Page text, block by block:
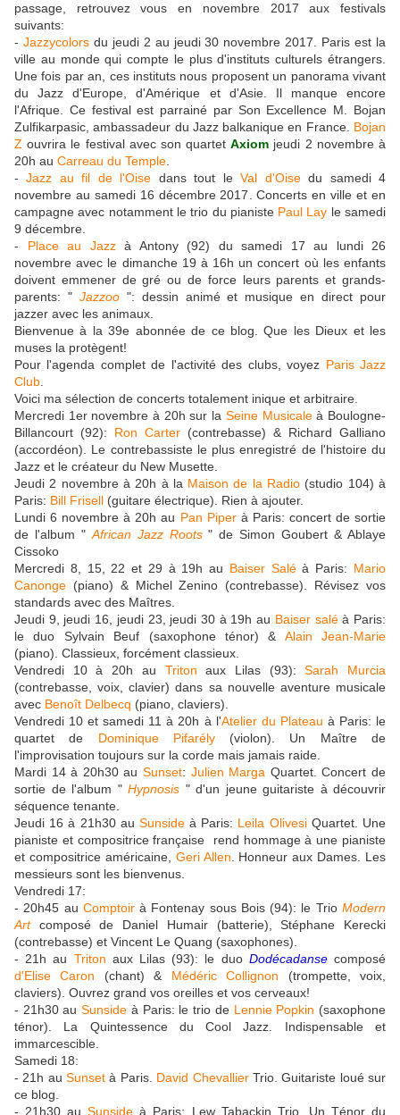
passage, retrouvez vous en novembre 2017 aux festivals
suivants:
- Jazzycolors du jeudi 2 au jeudi 30 novembre 2017. Paris est la
ville au monde qui compte le plus d'instituts culturels étrangers.
Une fois par an, ces instituts nous proposent un panorama vivant
du Jazz d'Europe, d'Amérique et d'Asie. Il manque encore
l'Afrique. Ce festival est parrainé par Son Excellence M. Bojan
Zulfikarpasic, ambassadeur du Jazz balkanique en France. Bojan
Z ouvrira le festival avec son quartetAxiom jeudi 2 novembre à
20h au Carreau du Temple
-Jazz au fil de l'Oise dans tout leVal d'Oisedu samedi 4
novembre au samedi 16 décembre 2017. Concerts en ville et en
campagne avec notamment le trio du pianiste Paul Lay le samedi
9 décembre.
- Place au Jazzà Antony (92) du samedi 17 au lundi 26
novembre avec le dimanche 19 à 16h un concert où les enfants
doivent emmener de gré ou de force leurs parents et grands-
parents: " Jazzoo": dessin animé et musique en direct pour
jazzer avec les animaux.
Bienvenue à la 39e abonnée de ce blog. Que les Dieux et les
muses la protègent!
Pour l'agenda complet de l'activité des clubs, voyez Paris Jazz
Club
Voici ma sélection de concerts totalement inique et arbitraire.
Mercredi 1er novembre à 20h sur la Seine Musicaleà Boulogne-
Billancourt (92): Ron Carter (contrebasse) & Richard Galliano
(accordéon). Le contrebassiste le plus enregistré de l'histoire du
Jazz et le créateur du New Musette.
Jeudi 2 novembre à 20h à la Maison de la Radio (studio 104) à
Paris: Bill Frisell (guitare électrique). Rien à ajouter.
Lundi 6 novembre à 20h au Pan Piperà Paris: concert de sortie
de l'album " African Jazz Roots" de Simon Goubert & Ablaye
Cissoko
Mercredi 8, 15, 22 et 29 à 19h au Baiser Saléà Paris: Mario
Canonge (piano) & Michel Zenino (contrebasse). Révisez vos
standards avec des Maîtres.
Jeudi 9, jeudi 16, jeudi 23, jeudi 30 à 19h au Baiser saléà Paris:
le duo Sylvain Beuf (saxophone ténor) & Alain Jean-Marie
(piano). Classieux, forcément classieux.
Vendredi 10 à 20h au Triton aux Lilas (93):Sarah Murcia
(contrebasse, voix, clavier) dans sa nouvelle aventure musicale
avec Benoît Delbecq (piano, claviers).
Vendredi 10 et samedi 11 à 20h à l'Atelier du Plateau à Paris: le
quartet de Dominique Pifarély(violon). Un Maître de
l'improvisation toujours sur la corde mais jamais raide.
Mardi 14 à 20h30 au Sunset: Julien Marga Quartet. Concert de
sortie de l'album " Hypnosis " d'un jeune guitariste à découvrir
séquence tenante.
Jeudi 16 à 21h30 au Sunsideà Paris: Leila OlivesiQuartet. Une
pianiste et compositrice française rend hommage à une pianiste
et compositrice américaine, Geri Allen . Honneur aux Dames. Les
messieurs sont les bienvenus.
Vendredi 17:
- 20h45 au Comptoirà Fontenay sous Bois (94): le TrioModern
Artcomposé de Daniel Humair (batterie), Stéphane Kerecki
(contrebasse) et Vincent Le Quang (saxophones).
- 21h au Triton aux Lilas (93): le duo Dodécadansecomposé
d'Elise Caron (chant) & Médéric Collignon (trompette, voix,
claviers). Ouvrez grand vos oreilles et vos cerveaux!
- 21h30 auSunside à Paris: le trio de Lennie Popkin (saxophone
ténor). La Quintessence du Cool Jazz. Indispensable et
immarcescible.
Samedi 18:
- 21h auSunset à Paris. David ChevallierTrio. Guitariste loué sur
ce blog.
- 21h30 auSunside à Paris: Lew Tabackin Trio. Un Ténor du